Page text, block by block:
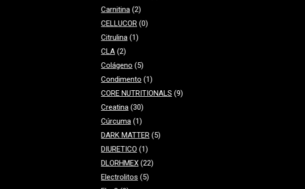
Carnitina (2)
CELLUCOR (0)
Citrulina (1)
CLA (2)
Colágeno (5)
Condimento (1)
CORE NUTRITIONALS (9)
Creatina (30)
Cúrcuma (1)
DARK MATTER (5)
DIURETICO (1)
DLORHMEX (22)
Electrolitos (5)